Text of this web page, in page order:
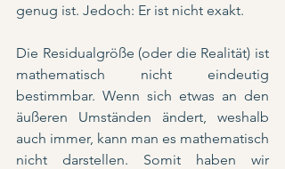
genug ist. Jedoch: Er ist nicht exakt.
Die Residualgröße (oder die Realität) ist
mathematisch nicht eindeutig
bestimmbar. Wenn sich etwas an den
äußeren Umständen ändert, weshalb
auch immer, kann man es mathematisch
nicht darstellen. Somit haben wir